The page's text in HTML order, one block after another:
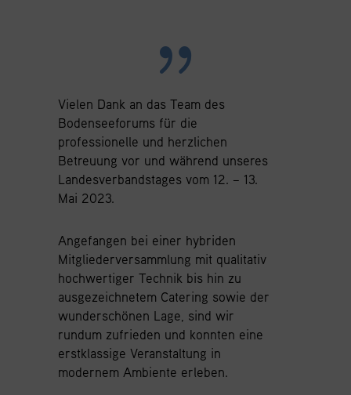
Vielen Dank an das Team des
Bodenseeforums für die
professionelle und herzlichen
Betreuung vor und während unseres
Landesverbandstages vom 12. – 13.
Mai 2023.
Angefangen bei einer hybriden
Mitgliederversammlung mit qualitativ
hochwertiger Technik bis hin zu
ausgezeichnetem Catering sowie der
wunderschönen Lage, sind wir
rundum zufrieden und konnten eine
erstklassige Veranstaltung in
modernem Ambiente erleben.